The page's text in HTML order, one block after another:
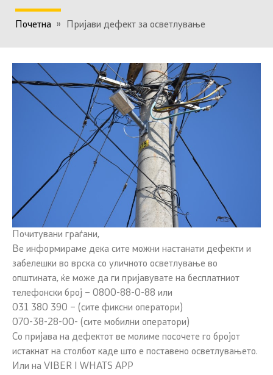
Почетна » Пријави дефект за осветлување
Почитувани граѓани,
Ве информираме дека сите можни настанaти дефекти и
забелешки во врска со уличното осветлување во
општината, ќе може да ги пријавувате на бесплатниот
телефонски број – 0800-88-0-88 или
031 380 390 – (сите фиксни оператори)
070-38-28-00- (сите мобилни оператори)
Со пријава на дефектот ве молиме посочете го бројот
истакнат на столбот каде што е поставено осветлувањето.
Или на VIBER I WHATS APP